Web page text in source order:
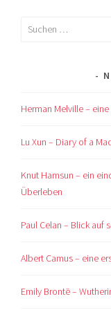
Suchen
Herman Melville –
Lu Xun – Diary of a
Knut Hamsun – ein
Überleben
Paul Celan – Blick auf
Albert Camus – eine
Emily Brontë –